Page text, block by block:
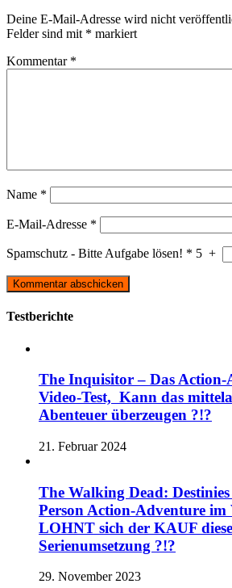
Deine E-Mail-Adresse wird nicht
Felder sind mit * markiert
Kommentar *
Name *
E-Mail-Adresse *
Spamschutz - Bitte Aufgabe lösen! * 5 +
Testberichte
The Inquisitor – Das
Video-Test, Kann das
Abenteuer überzeugen ?!?
21. Februar 2024
The Walking Dead:
Person Action-Adventure im
LOHNT sich der KAUF
Serienumsetzung ?!?
29. November 2023